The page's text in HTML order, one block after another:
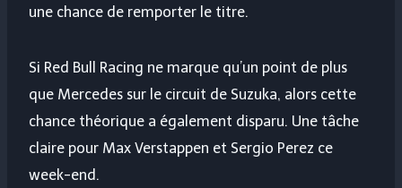
une chance de remporter le titre.
Si Red Bull Racing ne marque qu’un point de plus
que Mercedes sur le circuit de Suzuka, alors cette
chance théorique a également disparu. Une tâche
claire pour Max Verstappen et Sergio Perez ce
week-end.